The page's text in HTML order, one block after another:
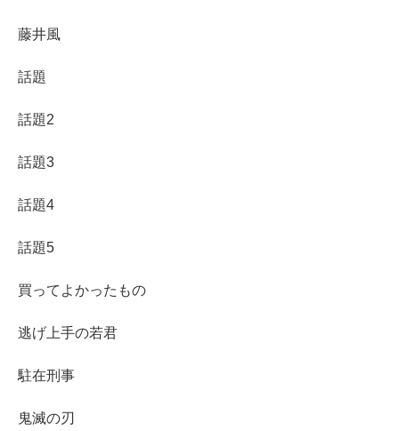
藤井風
話題
話題2
話題3
話題4
話題5
買ってよかったもの
逃げ上手の若君
駐在刑事
鬼滅の刃